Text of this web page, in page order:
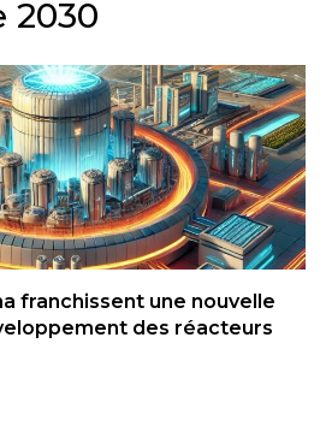
2030
franchissent une nouvelle
des réacteurs